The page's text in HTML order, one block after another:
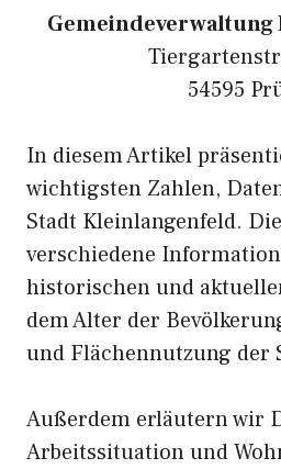
54595
In diesem Artikel
wichtigsten Zahlen,
Stadt Kleinlangenfeld.
verschiedene
historischen und
dem Alter der
und Flächennutzung der
Außerdem erläutern wir
Arbeitssituation und